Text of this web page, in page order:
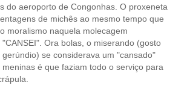
do aeroporto de Congonhas. O proxeneta
de michês ao mesmo tempo que
moralismo naquela molecagem
Ora bolas, o miserando (gosto
se considerava um "cansado"
é que faziam todo o serviço para